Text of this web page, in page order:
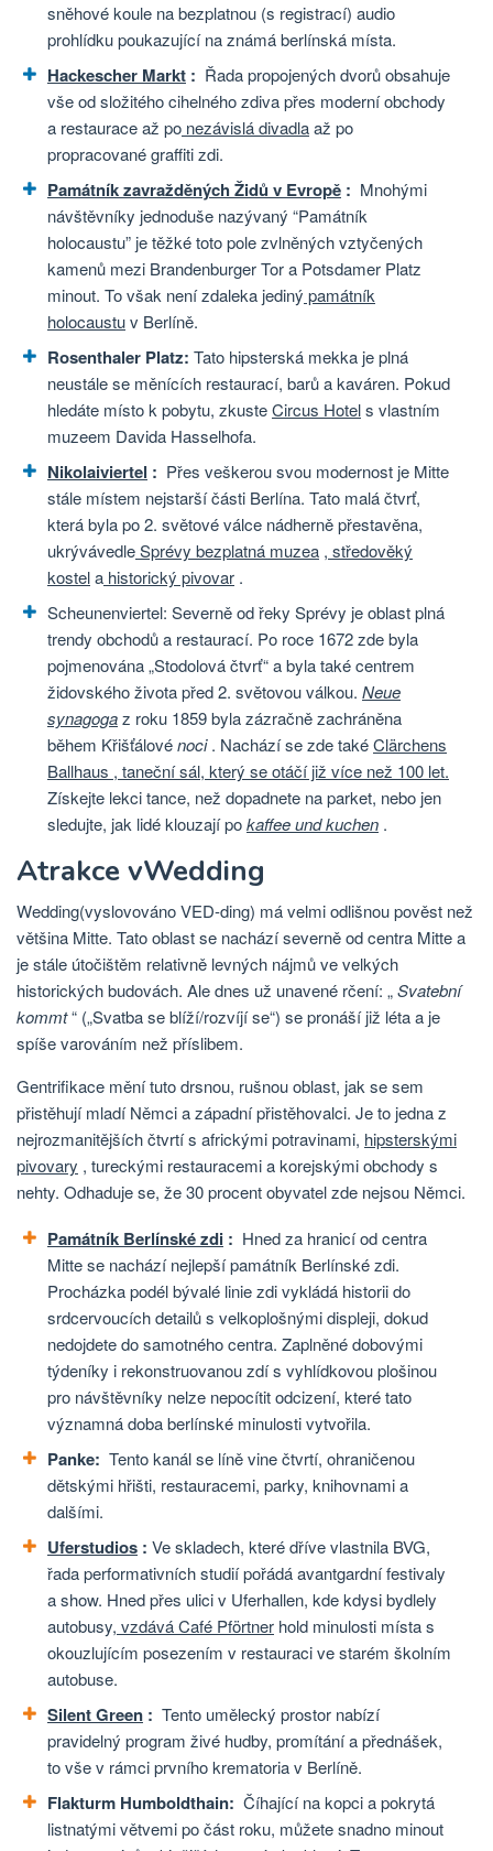
sněhové koule na bezplatnou (s registrací) audio
prohlídku poukazující na známá berlínská místa.
Hackescher Markt : Řada propojených dvorů obsahuje
vše od složitého cihelného zdiva přes moderní obchody
a restaurace až po nezávislá divadlaaž po
propracované graffiti zdi.
Památník zavražděných Židů v Evropě : Mnohými
návštěvníky jednoduše nazývaný “Památník
holocaustu” je těžké toto pole zvlněných vztyčených
kamenů mezi Brandenburger Tor a Potsdamer Platz
minout. To však není zdaleka jediný památník
holocaustuv Berlíně.
Rosenthaler Platz: Tato hipsterská mekka je plná
neustále se měnících restaurací, barů a kaváren. Pokud
hledáte místo k pobytu, zkusteCircus Hotels vlastním
muzeem Davida Hasselhofa.
Nikolaiviertel : Přes veškerou svou modernost je Mitte
stále místem nejstarší části Berlína. Tato malá čtvrť,
která byla po 2. světové válce nádherně přestavěna,
ukrývávedleSprévy bezplatná muzea , středověký
kostela historický pivovar .
Scheunenviertel: Severně od řeky Sprévy je oblast plná
trendy obchodů a restaurací. Po roce 1672 zde byla
pojmenována „Stodolová čtvrť“ a byla také centrem
židovského života před 2. světovou válkou. Neue
synagogaz roku 1859 byla zázračně zachráněna
během Křišťálovénoci. Nachází se zde takéClärchens
Ballhaus , taneční sál, který se otáčí již více než 100 let.
Získejte lekci tance, než dopadnete na parket, nebo jen
sledujte, jak lidé klouzají pokaffee und kuchen .
Atrakce vWedding
Wedding(vyslovováno VED-ding) má velmi odlišnou pověst než
většina Mitte. Tato oblast se nachází severně od centra Mitte a
je stále útočištěm relativně levných nájmů ve velkých
historických budovách. Ale dnes už unavené rčení: „Svatební
kommt“ („Svatba se blíží/rozvíjí se“) se pronáší již léta a je
spíše varováním než příslibem.
Gentrifikace mění tuto drsnou, rušnou oblast, jak se sem
přistěhují mladí Němci a západní přistěhovalci. Je to jedna z
nejrozmanitějších čtvrtí s africkými potravinami, hipsterskými
pivovary , tureckými restauracemi a korejskými obchody s
nehty. Odhaduje se, že 30 procent obyvatel zde nejsou Němci.
Památník Berlínské zdi : Hned za hranicí od centra
Mitte se nachází nejlepší památník Berlínské zdi.
Procházka podél bývalé linie zdi vykládá historii do
srdcervoucích detailů s velkoplošnými displeji, dokud
nedojdete do samotného centra. Zaplněné dobovými
týdeníky i rekonstruovanou zdí s vyhlídkovou plošinou
pro návštěvníky nelze nepocítit odcizení, které tato
významná doba berlínské minulosti vytvořila.
Panke: Tento kanál se líně vine čtvrtí, ohraničenou
dětskými hřišti, restauracemi, parky, knihovnami a
dalšími.
Uferstudios : Ve skladech, které dříve vlastnila BVG,
řada performativních studií pořádá avantgardní festivaly
a show. Hned přes ulici v Uferhallen, kde kdysi bydlely
autobusy, vzdává Café Pförtner hold minulosti místa s
okouzlujícím posezením v restauraci ve starém školním
autobuse.
Silent Green : Tento umělecký prostor nabízí
pravidelný program živé hudby, promítání a přednášek,
to vše v rámci prvního krematoria v Berlíně.
Flakturm Humboldthain: Číhající na kopci a pokrytá
listnatými větvemi po část roku, můžete snadno minout